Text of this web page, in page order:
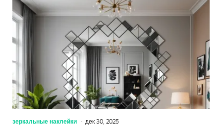
зеркальные наклейки дек 30, 2025